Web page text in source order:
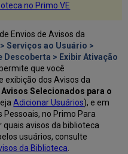
no Primo VE
Envios de Avisos da
Serviços ao Usuário >
Descoberta > Exibir Ativação
que você
dos Avisos da
Avisos Selecionados para o
Adicionar Usuários), e em
Pessoais, no Primo Para
avisos da biblioteca
usuários, consulte
da Biblioteca